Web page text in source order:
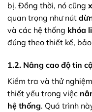
bị. Đồng thời, nó cũng
quan trọng như nút
và các hệ thống khóa
đúng theo thiết kế,
1.2. Nâng cao độ tin
Kiểm tra và thử
thiết yếu trong việc
hệ thống. Quá trình